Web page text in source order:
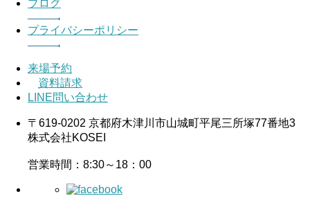
ブログ
プライバシーポリシー
来場予約
資料請求
LINE問い合わせ
〒619-0202 京都府木津川市山城町平尾三所塚77番地3
株式会社KOSEI
営業時間：8:30～18：00